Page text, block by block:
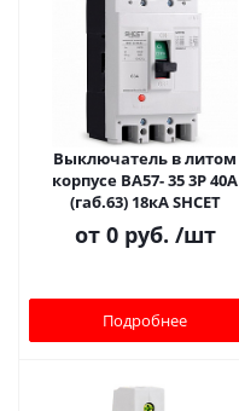
Выключатель в литом
корпусе ВА57- 35 3Р 40А
(габ.63) 18кА SHCET
от 0 руб. /шт
Подробнее